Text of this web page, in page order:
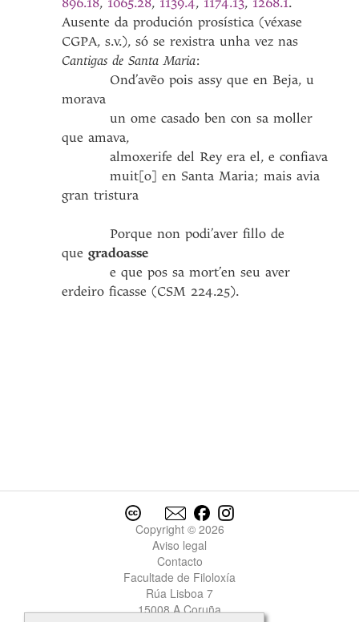
Ausente da produción prosística (véxase
CGPA, s.v.), só se rexistra unha vez nas
Cantigas de Santa Maria:
Ond’avẽo pois assy que en Beja, u
morava
un ome casado ben con sa moller
que amava,
almoxerife del Rey era el, e confiava
muit[o] en Santa Maria; mais avia
gran tristura
Porque non podi’aver fillo de
quegradoasse
e que pos sa mort’en seu aver
erdeiro ficasse (CSM 224.25).
Copyright © 2026
Aviso legal
Contacto
Facultade de Filoloxía
Rúa Lisboa 7
15008 A Coruña